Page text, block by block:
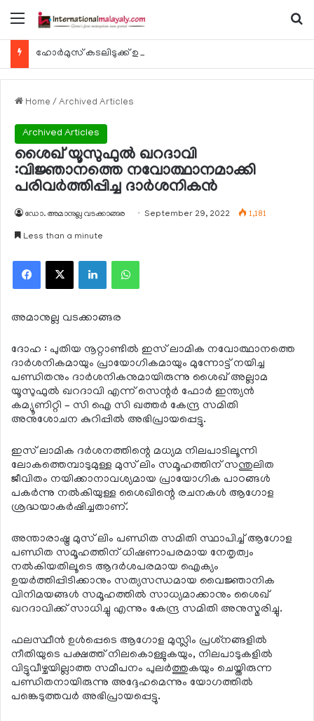
Menu
ഹോര്‍മുസ് കടലിടുക്ക് ഉടന്‍ തുറന്നേക്കും
Home / Archived Articles
Archived Articles
ശൈഖ് യൂസുഫുല്‍ ഖറദാവി
:വിജ്ഞാനത്തെ നവോത്ഥാനമാക്കി
പരിവര്‍ത്തിപ്പിച്ച ദാര്‍ശനികന്‍
ഡോ. അമാനുല്ല വടക്കാങ്ങര September 29, 2022 1,181
Less than a minute
Facebook
X LinkedInWhatsApp
അമാനുല്ല വടക്കാങ്ങര
ദോഹ : പുതിയ നൂറ്റാണ്ടില്‍ ഇസ് ലാമിക നവോത്ഥാനത്തെ
ദാര്‍ശനികമായും പ്രായോഗികമായും മുന്നോട്ട് നയിച്ച
പണ്ഡിതനും ദാര്‍ശനികനുമായിരുന്നു ശൈഖ് അല്ലാമ
യൂസുഫുല്‍ ഖറദാവി എന്ന് സെന്റര്‍ ഫോര്‍ ഇന്ത്യന്‍
കമ്യൂണിറ്റി – സി ഐ സി ഖത്തര്‍ കേന്ദ്ര സമിതി
അനുശോചന കുറിപ്പില്‍ അഭിപ്രായപ്പെട്ടു.
ഇസ് ലാമിക ദര്‍ശനത്തിന്റെ മധ്യമ നിലപാടിലൂന്നി
ലോകത്തെമ്പാടുമുള്ള മുസ് ലിം സമൂഹത്തിന് സന്തുലിത
ജീവിതം നയിക്കാനാവശ്യമായ പ്രായോഗിക പാഠങ്ങള്‍
പകര്‍ന്നു നല്‍കിയുള്ള ശൈഖിന്റെ രചനകള്‍ ആഗോള
ശ്രദ്ധയാകര്‍ഷിച്ചതാണ്.
അന്താരാഷ്ട്ര മുസ് ലിം പണ്ഡിത സമിതി സ്ഥാപിച്ച് ആഗോള
പണ്ഡിത സമൂഹത്തിന് ധിഷണാപരമായ നേതൃത്വം
നല്‍കിയതിലൂടെ ആദര്‍ശപരമായ ഐക്യം
ഉയര്‍ത്തിപ്പിടിക്കാനും സത്യസന്ധമായ വൈജ്ഞാനിക
വിനിമയങ്ങള്‍ സമൂഹത്തില്‍ സാധ്യമാക്കാനും ശൈഖ്
ഖറദാവിക്ക് സാധിച്ചു എന്നും കേന്ദ്ര സമിതി അനുസ്മരിച്ചു.
ഫലസ്ഥീന്‍ ഉള്‍പ്പെടെ ആഗോള മുസ്ലിം പ്രശ്‌നങ്ങളില്‍
നീതിയുടെ പക്ഷത്ത് നിലകൊള്ളുകയും, നിലപാടുകളില്‍
വിട്ടുവീഴ്ചയില്ലാത്ത സമീപനം പുലര്‍ത്തുകയും ചെയ്തിരുന്ന
പണ്ഡിതനായിരുന്നു അദ്ദേഹമെന്നും യോഗത്തില്‍
പങ്കെടുത്തവര്‍ അഭിപ്രായപ്പെട്ടു.